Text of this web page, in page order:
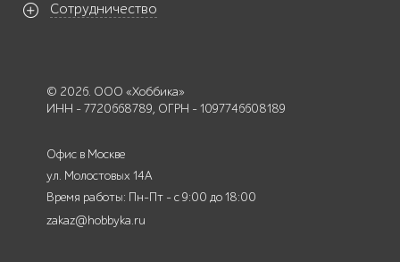
Сотрудничество
© 2026. ООО «Хоббика»
ИНН - 7720668789, ОГРН - 1097746608189
Офис в Москве
ул. Молостовых 14А
Время работы: Пн-Пт - с 9:00 до 18:00
zakaz@hobbyka.ru